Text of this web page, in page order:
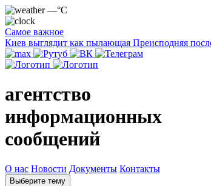
—°C
Самое важное
Киев выглядит как пылающая Преисподняя
агентство
информационных
сообщений
О нас Новости Документы Контакты
Выберите тему